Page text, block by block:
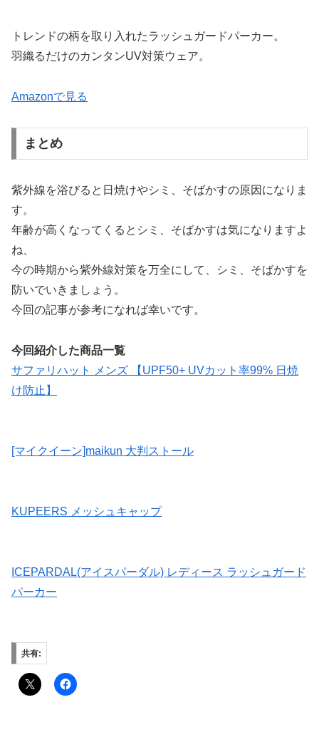
トレンドの柄を取り入れたラッシュガードパーカー。
羽織るだけのカンタンUV対策ウェア。
Amazonで見る
まとめ
紫外線を浴びると日焼けやシミ、そばかすの原因になりま
す。
年齢が高くなってくるとシミ、そばかすは気になりますよ
ね、
今の時期から紫外線対策を万全にして、シミ、そばかすを
防いでいきましょう。
今回の記事が参考になれば幸いです。
今回紹介した商品一覧
サファリハット メンズ 【UPF50+ UVカット率99% 日焼
け防止】
[マイクイーン]maikun 大判ストール
KUPEERS メッシュキャップ
ICEPARDAL(アイスパーダル) レディース ラッシュガード
パーカー
共有: